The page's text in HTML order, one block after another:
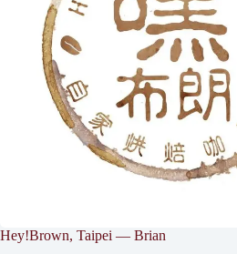
Hey!Brown, Taipei — Brian